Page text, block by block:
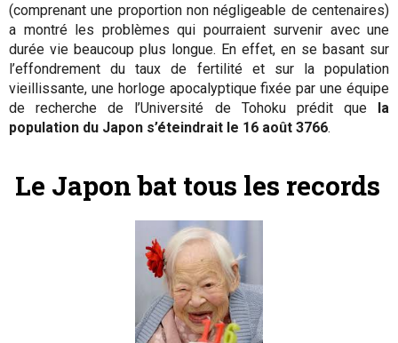
(comprenant une proportion non négligeable de centenaires)
a montré les problèmes qui pourraient survenir avec une
durée vie beaucoup plus longue. En effet, en se basant sur
l’effondrement du taux de fertilité et sur la population
vieillissante, une horloge apocalyptique fixée par une équipe
de recherche de l’Université de Tohoku prédit que la
population du Japon s’éteindrait le 16 août 3766.
Le Japon bat tous les records